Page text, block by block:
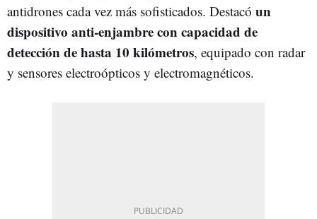
antidrones cada vez más sofisticados. Destacó un
dispositivo anti-enjambre con capacidad de
detección de hasta 10 kilómetros, equipado con radar
y sensores electroópticos y electromagnéticos.